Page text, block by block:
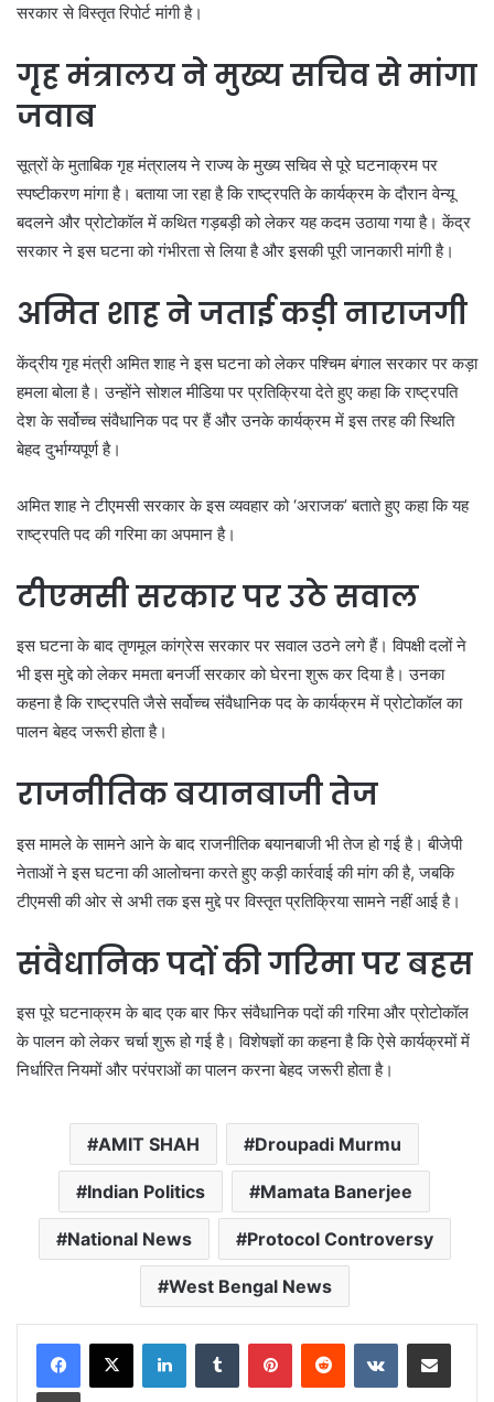
सरकार से विस्तृत रिपोर्ट मांगी है।
गृह मंत्रालय ने मुख्य सचिव से मांगा
जवाब
सूत्रों के मुताबिक गृह मंत्रालय ने राज्य के मुख्य सचिव से पूरे घटनाक्रम पर
स्पष्टीकरण मांगा है। बताया जा रहा है कि राष्ट्रपति के कार्यक्रम के दौरान वेन्यू
बदलने और प्रोटोकॉल में कथित गड़बड़ी को लेकर यह कदम उठाया गया है। केंद्र
सरकार ने इस घटना को गंभीरता से लिया है और इसकी पूरी जानकारी मांगी है।
अमित शाह ने जताई कड़ी नाराजगी
केंद्रीय गृह मंत्री अमित शाह ने इस घटना को लेकर पश्चिम बंगाल सरकार पर कड़ा
हमला बोला है। उन्होंने सोशल मीडिया पर प्रतिक्रिया देते हुए कहा कि राष्ट्रपति
देश के सर्वोच्च संवैधानिक पद पर हैं और उनके कार्यक्रम में इस तरह की स्थिति
बेहद दुर्भाग्यपूर्ण है।
अमित शाह ने टीएमसी सरकार के इस व्यवहार को ‘अराजक’ बताते हुए कहा कि यह
राष्ट्रपति पद की गरिमा का अपमान है।
टीएमसी सरकार पर उठे सवाल
इस घटना के बाद तृणमूल कांग्रेस सरकार पर सवाल उठने लगे हैं। विपक्षी दलों ने
भी इस मुद्दे को लेकर ममता बनर्जी सरकार को घेरना शुरू कर दिया है। उनका
कहना है कि राष्ट्रपति जैसे सर्वोच्च संवैधानिक पद के कार्यक्रम में प्रोटोकॉल का
पालन बेहद जरूरी होता है।
राजनीतिक बयानबाजी तेज
इस मामले के सामने आने के बाद राजनीतिक बयानबाजी भी तेज हो गई है। बीजेपी
नेताओं ने इस घटना की आलोचना करते हुए कड़ी कार्रवाई की मांग की है, जबकि
टीएमसी की ओर से अभी तक इस मुद्दे पर विस्तृत प्रतिक्रिया सामने नहीं आई है।
संवैधानिक पदों की गरिमा पर बहस
इस पूरे घटनाक्रम के बाद एक बार फिर संवैधानिक पदों की गरिमा और प्रोटोकॉल
के पालन को लेकर चर्चा शुरू हो गई है। विशेषज्ञों का कहना है कि ऐसे कार्यक्रमों में
निर्धारित नियमों और परंपराओं का पालन करना बेहद जरूरी होता है।
AMIT SHAH Droupadi Murmu
Indian Politics Mamata Banerjee
National News Protocol Controversy
West Bengal News
LinkedInTumblr PinterestReddit VKontakteShare via Email
Print